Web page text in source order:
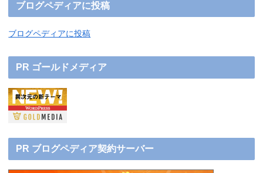
ブログペディアに投稿
ブログペディアに投稿
PR ゴールドメディア
PR ブログペディア契約サーバー